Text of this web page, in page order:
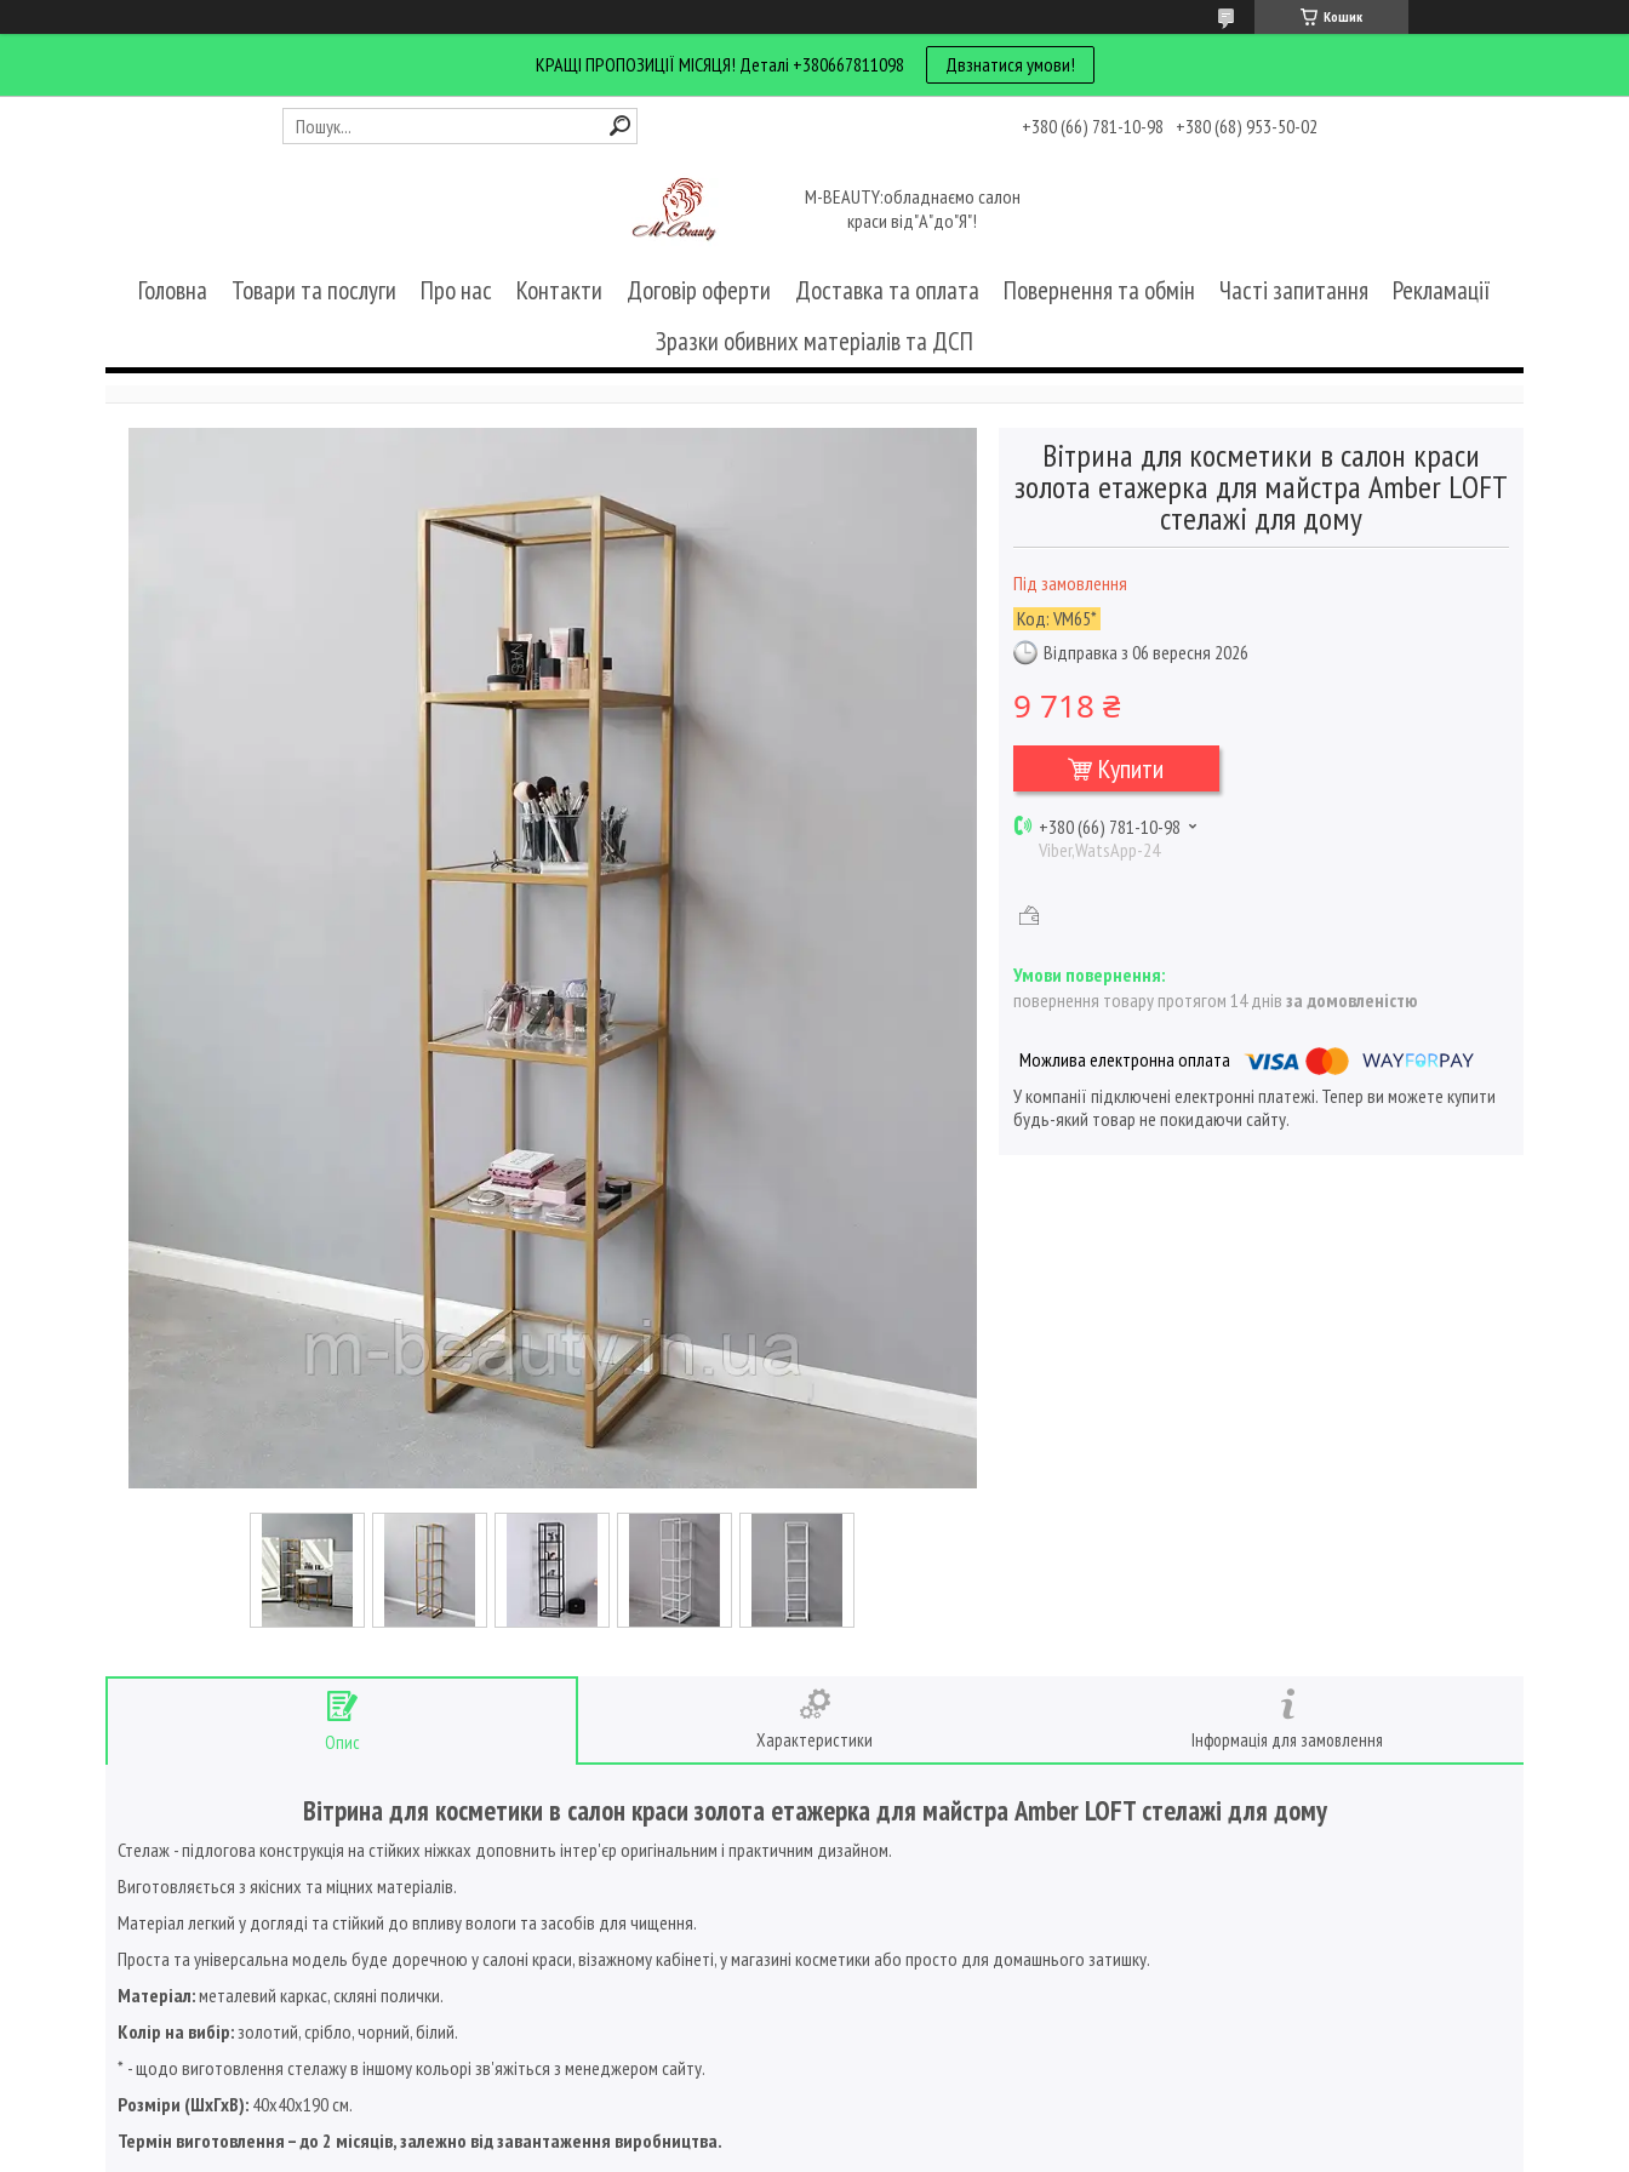
Кошик
КРАЩІ ПРОПОЗИЦІЇ МІСЯЦЯ! Деталі +380667811098 Двзнатися умови!
+380 (66) 781-10-98 +380 (68) 953-50-02
M-BEAUTY:обладнаємо салон
краси від"А"до"Я"!
Головна Товари та послуги Про нас Контакти Договір оферти Доставка та оплата Повернення та обмін Часті запитання
Рекламації
Зразки обивних матеріалів та ДСП
Вітрина для косметики в салон краси
золота етажерка для майстра Amber LOFT
стелажі для дому
Під замовлення
Код: VM65*
Відправка з 06 вересня 2026
9 718 ₴
Купити
+380 (66) 781-10-98
Viber,WatsApp-24
повернення товару протягом 14 днів за домовленістю
У компанії підключені електронні платежі. Тепер ви можете купити
будь-який товар не покидаючи сайту.
Опис Характеристики Інформація для замовлення
Вітрина для косметики в салон краси золота етажерка для майстра Amber LOFT стелажі для дому
Стелаж - підлогова конструкція на стійких ніжках доповнить інтер'єр оригінальним і практичним дизайном.
Виготовляється з якісних та міцних матеріалів.
Матеріал легкий у догляді та стійкий до впливу вологи та засобів для чищення.
Проста та універсальна модель буде доречною у салоні краси, візажному кабінеті, у магазині косметики або просто для домашнього затишку.
Матеріал:металевий каркас, скляні полички.
Колір на вибір:золотий, срібло, чорний, білий.
* - щодо виготовлення стелажу в іншому кольорі зв'яжіться з менеджером сайту.
Розміри (ШхГхВ): 40х40х190 см.
Термін виготовлення – до 2 місяців, залежно від завантаження виробництва.